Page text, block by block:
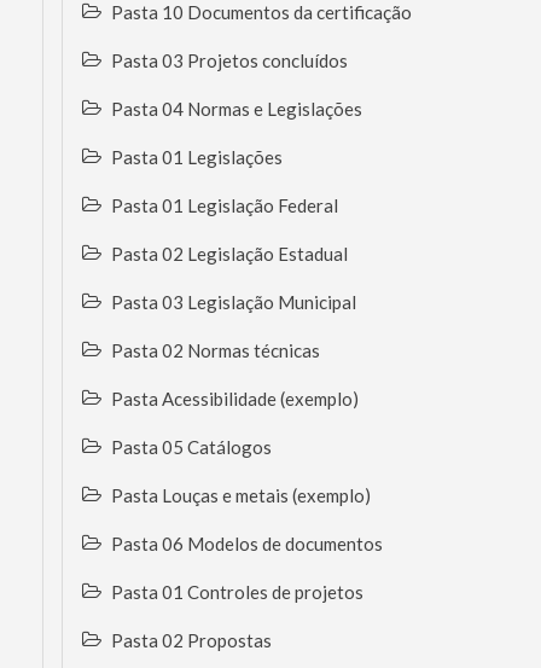
Pasta 10 Documentos da certificação
Pasta 03 Projetos concluídos
Pasta 04 Normas e Legislações
Pasta 01 Legislações
Pasta 01 Legislação Federal
Pasta 02 Legislação Estadual
Pasta 03 Legislação Municipal
Pasta 02 Normas técnicas
Pasta Acessibilidade (exemplo)
Pasta 05 Catálogos
Pasta Louças e metais (exemplo)
Pasta 06 Modelos de documentos
Pasta 01 Controles de projetos
Pasta 02 Propostas